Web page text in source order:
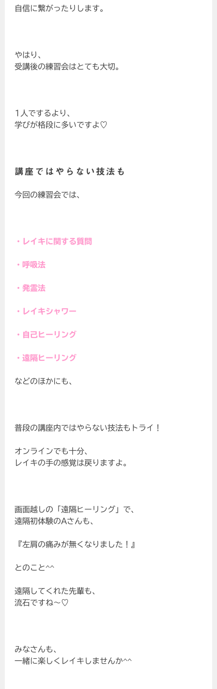
自信に繋がったりします。
やはり、
受講後の練習会はとても大切。
1人でするより、
学びが格段に多いですよ♡
講座ではやらない技法も
今回の練習会では、
・レイキに関する質問
・呼吸法
・発霊法
・レイキシャワー
・自己ヒーリング
・遠隔ヒーリング
などのほかにも、
普段の講座内ではやらない技法もトライ！
オンラインでも十分、
レイキの手の感覚は戻りますよ。
画面越しの「遠隔ヒーリング」で、
遠隔初体験のAさんも、
『左肩の痛みが無くなりました！』
とのこと^^
遠隔してくれた先輩も、
流石ですね～♡
みなさんも、
一緒に楽しくレイキしませんか^^